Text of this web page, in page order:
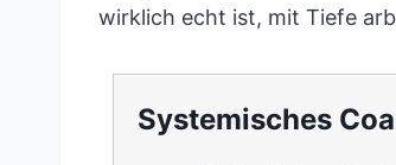
wirklich echt ist, mit Tiefe
Systemisches